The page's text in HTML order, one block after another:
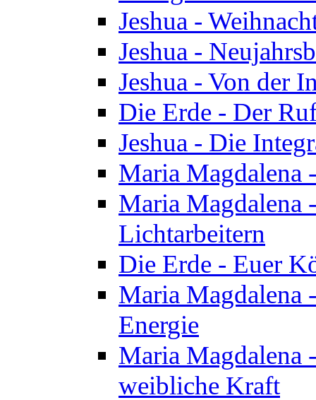
Jeshua -
Jeshua -
Jeshua - Von der
Die Erde - Der
Jeshua - Die
Maria Magdalena
Maria Magdalena
Lichtarbeitern
Die Erde - Euer
Maria Magdalena
Energie
Maria Magdalena
weibliche Kraft